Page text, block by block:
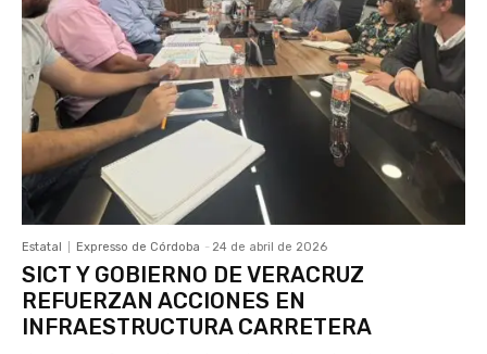
Estatal Expresso de Córdoba - 24 de abril de 2026
SICT Y GOBIERNO DE VERACRUZ
REFUERZAN ACCIONES EN
INFRAESTRUCTURA CARRETERA